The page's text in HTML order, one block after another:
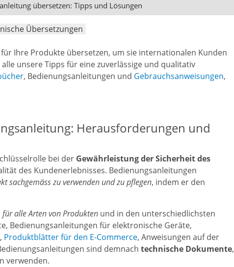
übersetzen: Tipps und Lösungen
Übersetzungen
Ihre Produkte übersetzen, um sie internationalen Kunden
unsere Tipps für eine zuverlässige und qualitativ
, Bedienungsanleitungen und Gebrauchsanweisungen,
Herausforderungen und
bei der Gewährleistung der Sicherheit des
des Kundenerlebnisses. Bedienungsanleitungen
sachgemäss zu verwenden und zu pflegen, indem er den
für alle Arten von Produkten und in den unterschiedlichsten
Bedienungsanleitungen für elektronische Geräte,
Produktblätter für den E-Commerce, Anweisungen auf der
sind demnach technische Dokumente,
verwenden.